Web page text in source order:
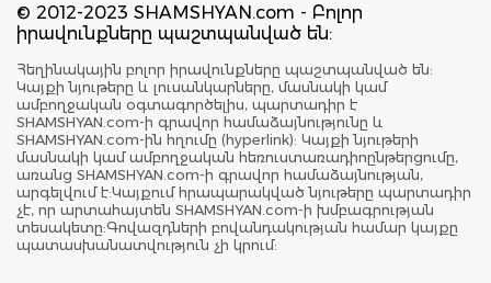
© 2012-2023 SHAMSHYAN.com - Բոլոր
իրավունքները պաշտպանված են:
Հեղինակային բոլոր իրավունքները պաշտպանված են:
Կայքի նյութերը և լուսանկարները, մասնակի կամ
ամբողջական օգտագործելիս, պարտադիր է
SHAMSHYAN.com-ի գրավոր համաձայնությունը և
SHAMSHYAN.com-ին հղումը (hyperlink): Կայքի նյութերի
մասնակի կամ ամբողջական հեռուստառադիոընթերցումը,
առանց SHAMSHYAN.com-ի գրավոր համաձայնության,
արգելվում է:Կայքում հրապարակված նյութերը պարտադիր
չէ, որ արտահայտեն SHAMSHYAN.com-ի խմբագրության
տեսակետը:Գովազդների բովանդակության համար կայքը
պատասխանատվություն չի կրում: